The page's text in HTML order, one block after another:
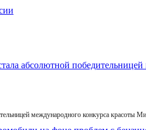
международного конкурса красоты